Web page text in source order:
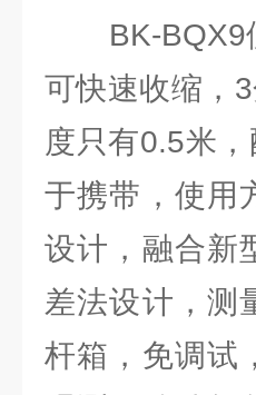
BK-BQX9便
可快速收缩，
度只有0.5米
于携带，使用
设计，融合新
差法设计，测
杆箱，免调试